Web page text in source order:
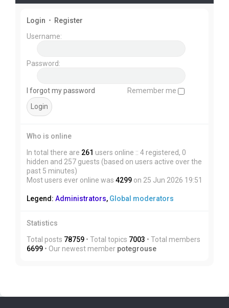
Login • Register
Username:
Password:
I forgot my password Remember me
Who is online
In total there are 261 users online :: 4 registered, 0
hidden and 257 guests (based on users active over the
past 5 minutes)
Most users ever online was 4299 on 25 Jun 2026 19:51
Legend: Administrators, Global moderators
Statistics
Total posts 78759 • Total topics 7003 • Total members
6699 • Our newest member potegrouse